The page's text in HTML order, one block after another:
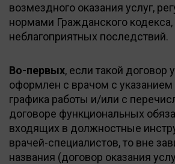
возмездного оказания услуг,
нормами Гражданского
неблагоприятных последствий.
Во-первых, если такой договор
оформлен с врачом с указанием
графика работы и/или с
договоре функциональных
входящих в должностные
врачей-специалистов, то вне
названия (договор оказания